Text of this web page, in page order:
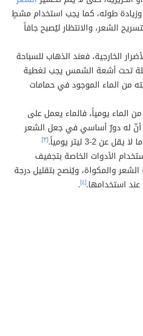
طوله، كما يجب استخدام مشطٍ
الشعر، والانتظار ليُصبح جافاً
الخارجية، فعند الذهاب للسباحة
تحت أشعة الشمس يجب تغطية
من الماء الموجود في حمامات
الماء يومياً، فالماء يعمل على
أنّ له دورٌ أساسي في جعل الشعر
2-3 ليتر يومياً.
[٣]
الأدوات الخاصة بتجفيف
والمكواة، ويُنصح بتقليل درجة
استخدامها.[٤] .